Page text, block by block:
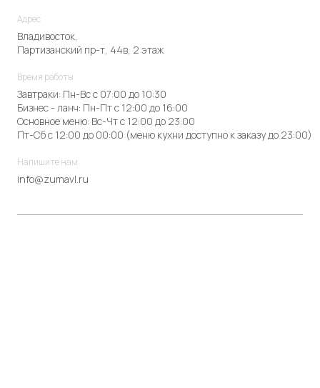
Адрес
Владивосток,
Партизанский пр-т, 44в, 2 этаж
Время работы
Завтраки: Пн-Вс с 07:00 до 10:30
Бизнес - ланч: Пн-Пт с 12:00 до 16:00
Основное меню: Вс-Чт с 12:00 до 23:00
Пт-Сб с 12:00 до 00:00 (меню кухни доступно к заказу до 23:00)
Напишите нам
info@zumavl.ru